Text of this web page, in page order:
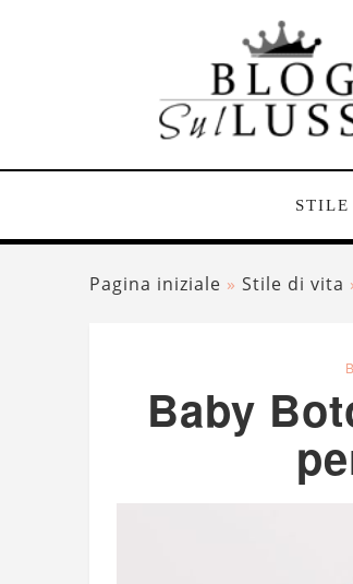
Pagina iniziale » Stile di vita
Baby